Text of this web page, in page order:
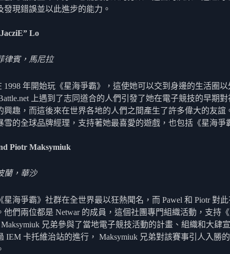
發現錯誤並以此進步的能力。
Lo
律賓，馬尼拉
1998 年開始玩《星海爭霸》，這使她可以交到身邊的生活圈
上遇到了志同道合的人們引發了她在電子競技的早期
興趣，而這後來在世界各地的人們之間產生了許多偉大的友誼
雪的全球品牌經理，支持著她最喜愛的遊戲，也包括《星海爭
Piotr Maksymiuk
蘭，華沙
星海爭霸》社群在全世界最以狂熱聞名，而 Pawel 和 Piotr 對
他們兩位都是 Netwar 的成員，這個社團專門組織活動，支持
兄弟參與了當地電子競技活動的計畫、組織和大肆
IEM 卡托維治站的進行， Maksymiuk 兄弟對該賽事引人入勝